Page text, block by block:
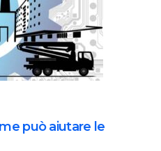
può aiutare le